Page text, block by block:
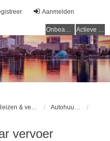
Aanmelden
Onbeantwoorde onderwerpen Actieve onderwerpen
Reizen & vervoer Autohuur & Openbaar vervoer
vervoer